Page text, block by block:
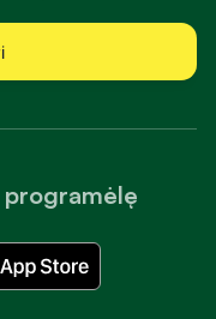
programėlę